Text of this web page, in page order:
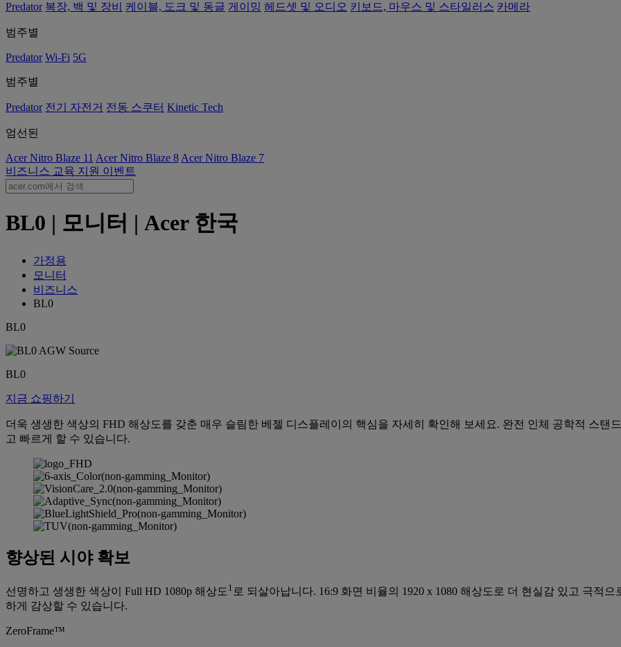
Predator 복장, 백 및 장비 케이블, 도크 및 동글 게이밍 헤드셋 및 오디오 키보드, 마우스 및 스타일러스 카메라
범주별
Predator Wi-Fi 5G
범주별
Predator 전기 자전거 전동 스쿠터 Kinetic Tech
엄선된
Acer Nitro Blaze 11 Acer Nitro Blaze 8 Acer Nitro Blaze 7
비즈니스 교육 지원 이벤트
BL0 | 모니터 | Acer 한국
가정용
모니터
비즈니스
BL0
BL0
BL0
지금 쇼핑하기
더욱 생생한 색상의 FHD 해상도를 갖춘 매우 슬림한 베젤 디스플레이의 핵심을 자세히 확인해 보세요. 완전 인체 공학적 스탠
고 빠르게 할 수 있습니다.
향상된 시야 확보
선명하고 생생한 색상이 Full HD 1080p 해상도 1 로 되살아납니다. 16:9 화면 비율의 1920 x 1080 해상도로 더 현실감 있고 극적
하게 감상할 수 있습니다.
ZeroFrame™